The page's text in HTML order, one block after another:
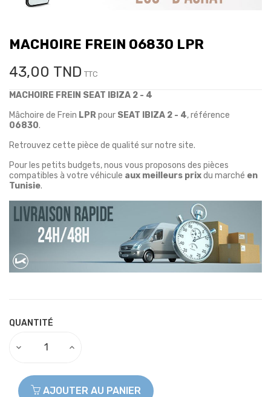
MACHOIRE FREIN 06830 LPR
43,00 TND TTC
MACHOIRE FREIN SEAT IBIZA 2 - 4
Mâchoire de Frein LPRpour SEAT IBIZA 2 - 4, référence
06830.
Retrouvez cette pièce de qualité sur notre site.
Pour les petits budgets, nous vous proposons des pièces
compatibles à votre véhicule aux meilleurs prixdu marché en
Tunisie.
QUANTITÉ
AJOUTER AU PANIER